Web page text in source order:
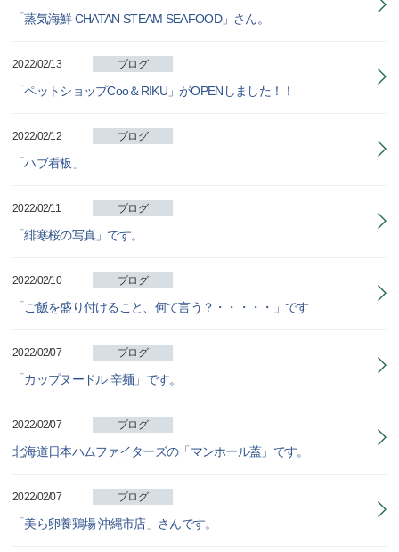
「蒸気海鮮 CHATAN STEAM SEAFOOD」さん。
2022/02/13 ブログ
「ペットショップCoo＆RIKU」がOPENしました！！
2022/02/12 ブログ
「ハブ看板」
2022/02/11 ブログ
「緋寒桜の写真」です。
2022/02/10 ブログ
「ご飯を盛り付けること、何て言う？・・・・・」です
2022/02/07 ブログ
「カップヌードル 辛麺」です。
2022/02/07 ブログ
北海道日本ハムファイターズの「マンホール蓋」です。
2022/02/07 ブログ
「美ら卵養鶏場 沖縄市店」さんです。